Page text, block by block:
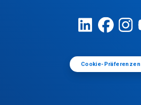
Cookie-Präferenzen